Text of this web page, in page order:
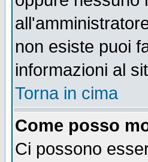
non esiste puoi
informazioni al
Torna in cima
Come posso
Ci possono